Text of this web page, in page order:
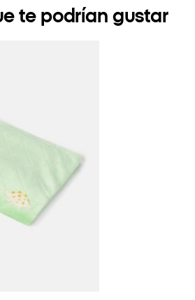
te podrían gustar